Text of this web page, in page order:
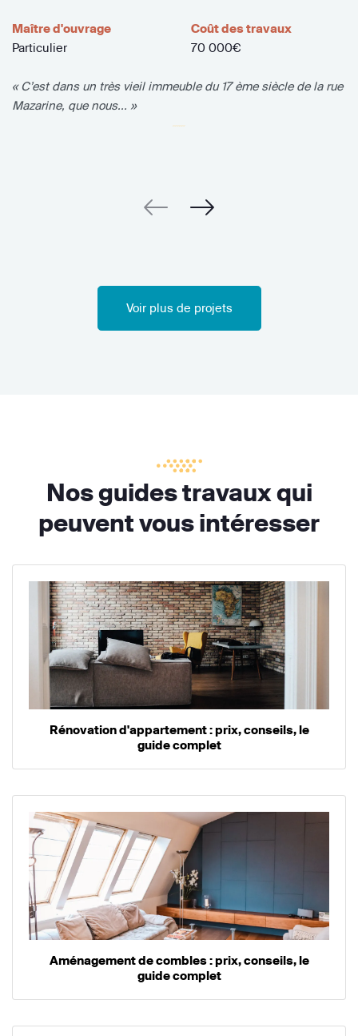
Maître d'ouvrage
Particulier
Coût des travaux
70 000€
« C’est dans un très vieil immeuble du 17 ème siècle de la rue
Mazarine, que nous... »
Voir plus de projets
Nos guides travaux qui
peuvent vous intéresser
Rénovation d'appartement : prix, conseils, le
guide complet
Aménagement de combles : prix, conseils, le
guide complet